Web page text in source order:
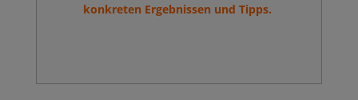
konkreten Ergebnissen und Tipps.